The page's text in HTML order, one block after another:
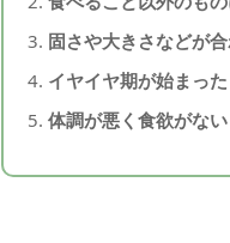
固さや大きさなどが
イヤイヤ期が始まった
体調が悪く食欲がない